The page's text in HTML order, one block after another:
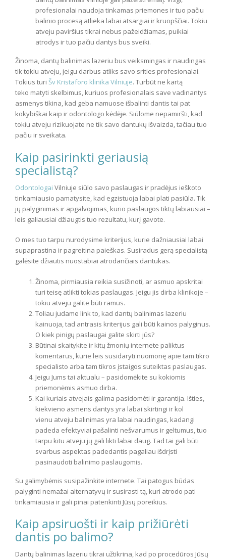
profesionalai naudoja tinkamas priemones ir tuo pačiu
balinio procesą atlieka labai atsargiai ir kruopščiai. Tokiu
atveju paviršius tikrai nebus pažeidžiamas, puikiai
atrodys ir tuo pačiu dantys bus sveiki.
Žinoma, dantų balinimas lazeriu bus veiksmingas ir naudingas
tik tokiu atveju, jeigu darbus atliks savo srities profesionalai.
Tokius turi Šv Kristaforo klinika Vilniuje. Turbūt ne kartą
teko matyti skelbimus, kuriuos profesionalais save vadinantys
asmenys tikina, kad geba namuose išbalinti dantis tai pat
kokybiškai kaip ir odontologo kėdėje. Siūlome nepamiršti, kad
tokiu atveju rizikuojate ne tik savo dantukų išvaizda, tačiau tuo
pačiu ir sveikata.
Kaip pasirinkti geriausią
specialistą?
Odontologai Vilniuje siūlo savo paslaugas ir pradėjus ieškoto
tinkamiausio pamatysite, kad egzistuoja labai plati pasiūla. Tik
jų palyginimas ir apgalvojimas, kurio paslaugos tiktų labiausiai –
leis galiausiai džiaugtis tuo rezultatu, kurį gavote.
O mes tuo tarpu nurodysime kriterijus, kurie dažniausiai labai
supaprastina ir pagreitina paieškas. Susiradus gerą specialistą
galėsite džiautis nuostabiai atrodančiais dantukas.
Žinoma, pirmiausia reikia susižinoti, ar asmuo apskritai
turi teisę atlikti tokias paslaugas. Jeigu jis dirba klinikoje –
tokiu atveju galite būti ramus.
Toliau judame link to, kad dantų balinimas lazeriu
kainuoja, tad antrasis kriterijus gali būti kainos palyginus.
O kiek pinigų paslaugai galite skirti jūs?
Būtinai skaitykite ir kitų žmonių internete paliktus
komentarus, kurie leis susidaryti nuomonę apie tam tikro
specialisto arba tam tikros įstaigos suteiktas paslaugas.
Jeigu Jums tai aktualu – pasidomėkite su kokiomis
priemonėmis asmuo dirba.
Kai kuriais atvejais galima pasidomėti ir garantija. Išties,
kiekvieno asmens dantys yra labai skirtingi ir kol
vienu atveju balinimas yra labai naudingas, kadangi
padeda efektyviai pašalinti nešvarumus ir geltumus, tuo
tarpu kitu atveju jų gali likti labai daug. Tad tai gali būti
svarbus aspektas padedantis pagaliau išdrįsti
pasinaudoti balinimo paslaugomis.
Su galimybėmis susipažinkite internete. Tai patogus būdas
palyginti nemažai alternatyvų ir susirasti tą, kuri atrodo pati
tinkamiausia ir gali pinai patenkinti Jūsų poreikius.
Kaip apsiruošti ir kaip prižiūrėti
dantis po balimo?
Dantų balinimas lazeriu tikrai užtikrina, kad po procedūros Jūsų